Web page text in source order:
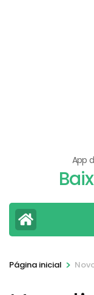
App
Página inicial >